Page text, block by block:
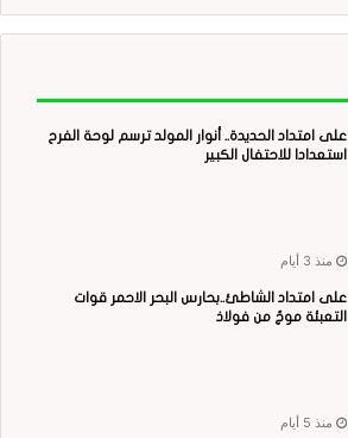
على امتداد الحديدة.. أنوار المولد ترسم لوحة الفرح
استعدادا للاحتفال الكبير
منذ 3 أيام
على امتداد الشاطئ..بحارس البحر الاحمر قوات
التعبئة موجٌ من فولاذ
منذ 5 أيام